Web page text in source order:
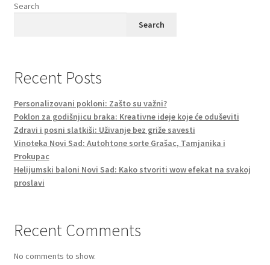
Search
Search
Recent Posts
Personalizovani pokloni: Zašto su važni?
Poklon za godišnjicu braka: Kreativne ideje koje će oduševiti
Zdravi i posni slatkiši: Uživanje bez griže savesti
Vinoteka Novi Sad: Autohtone sorte Grašac, Tamjanika i
Prokupac
Helijumski baloni Novi Sad: Kako stvoriti wow efekat na svakoj
proslavi
Recent Comments
No comments to show.